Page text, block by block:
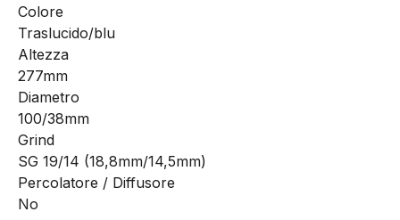
Colore
Traslucido/blu
Altezza
277mm
Diametro
100/38mm
Grind
SG 19/14 (18,8mm/14,5mm)
Percolatore / Diffusore
No